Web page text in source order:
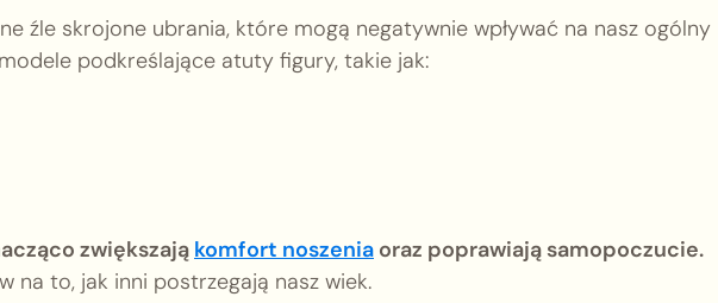
źle skrojone ubrania, które mogą negatywnie wpływać na nasz ogólny
podkreślające atuty figury, takie jak:
zwiększają komfort noszenia oraz poprawiają samopoczucie.
na to, jak inni postrzegają nasz wiek.